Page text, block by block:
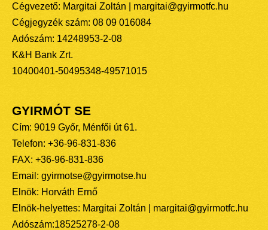
Cégvezető: Margitai Zoltán | margitai@gyirmotfc.hu
Cégjegyzék szám: 08 09 016084
Adószám: 14248953-2-08
K&H Bank Zrt.
10400401-50495348-49571015
GYIRMÓT SE
Cím: 9019 Győr, Ménfői út 61.
Telefon: +36-96-831-836
FAX: +36-96-831-836
Email: gyirmotse@gyirmotse.hu
Elnök: Horváth Ernő
Elnök-helyettes: Margitai Zoltán | margitai@gyirmotfc.hu
Adószám:18525278-2-08